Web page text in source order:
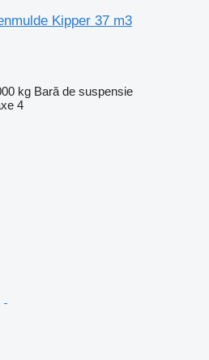
Kipper 37 m3
kg Bară de suspensie
4